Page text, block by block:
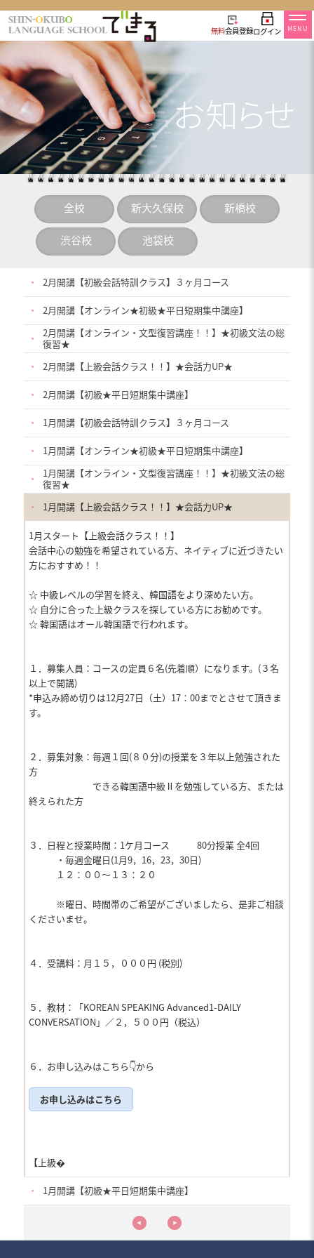
無料会員登録ログイン MENU
全校 新大久保校 新橋校
渋谷校 池袋校
・ 2月開講【初級会話特訓クラス】３ヶ月コース
・ 2月開講【オンライン★初級★平日短期集中講座】
・
2月開講【オンライン・文型復習講座！！】★初級文法の総
復習★
・
2月開講【上級会話クラス！！】★会話力UP★
・ 2月開講【初級★平日短期集中講座】
・ 1月開講【初級会話特訓クラス】３ヶ月コース
・ 1月開講【オンライン★初級★平日短期集中講座】
・
1月開講【オンライン・文型復習講座！！】★初級文法の総
復習★
・
1月開講【上級会話クラス！！】★会話力UP★
1月スタート【上級会話クラス！！】
会話中心の勉強を希望されている方、ネイティブに近づきたい
方におすすめ！！
☆ 中級レベルの学習を終え、韓国語をより深めたい方。
☆ 自分に合った上級クラスを探している方にお勧めです。
☆ 韓国語はオール韓国語で行われます。
１．募集人員：コースの定員６名(先着順）になります。(３名
以上で開講)
*申込み締め切りは12月27日（土）17：00までとさせて頂きま
す。
２．募集対象：毎週１回(８０分)の授業を３年以上勉強された
方
できる韓国語中級Ⅱを勉強している方、または
終えられた方
３．日程と授業時間：1ケ月コース 80分授業 全4回
・毎週金曜日(1月9，16，23，30日)
１２：００〜１３：２０
※曜日、時間帯のご希望がございましたら、是非ご相談
くださいませ。
４．受講料：月１５，０００円 (税別)
５．教材：「KOREAN SPEAKING Advanced1-DAILY
CONVERSATION」／２，５００円（税込）
６．お申し込みはこちら👇から
お申し込みはこちら
【上級�
・ 1月開講【初級★平日短期集中講座】